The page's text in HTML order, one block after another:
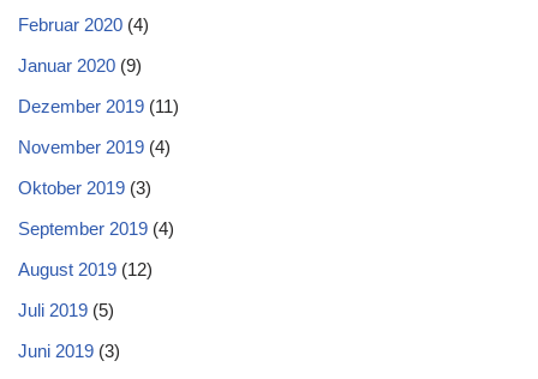
Februar 2020 (4)
Januar 2020 (9)
Dezember 2019 (11)
November 2019 (4)
Oktober 2019 (3)
September 2019 (4)
August 2019 (12)
Juli 2019 (5)
Juni 2019 (3)